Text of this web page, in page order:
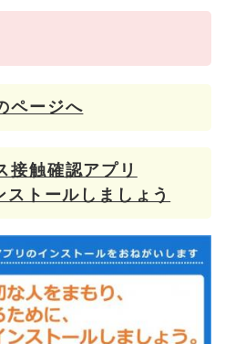
ページへ
接触確認アプリ
ストールしましょう